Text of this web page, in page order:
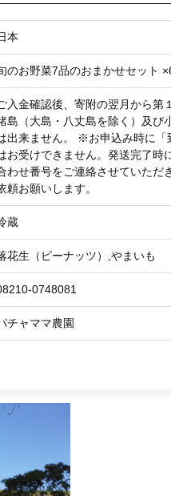
本
のお野菜7品のおまかせセット
入金確認後、寄附の翌月から
島（大島・八丈島を除く）及び
出来ません。 ※お申込み時に「
お受けできません。発送完了時
わせ番号をご連絡させていただ
頼お願いします。
蔵
花生（ピーナッツ）,やまいも
0748081
チャママ農園